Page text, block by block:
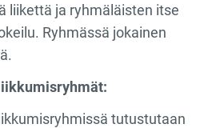
liikettä ja ryhmäläisten itse
Ryhmässä jokainen
tutustutaan